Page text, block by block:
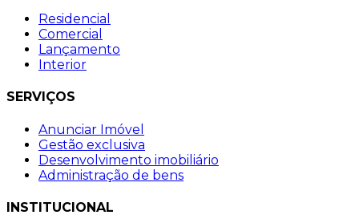
Residencial
Comercial
Lançamento
Interior
SERVIÇOS
Anunciar Imóvel
Gestão exclusiva
Desenvolvimento imobiliário
Administração de bens
INSTITUCIONAL